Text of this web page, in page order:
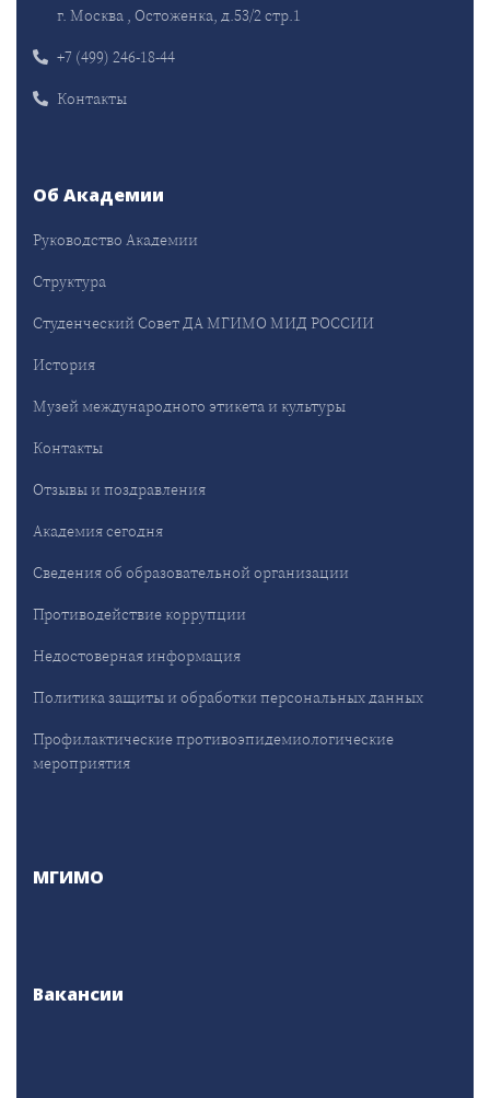
г. Москва , Остоженка, д.53/2 стр.1
+7 (499) 246-18-44
Контакты
Об Академии
Руководство Академии
Структура
Студенческий Совет ДА МГИМО МИД РОССИИ
История
Музей международного этикета и культуры
Контакты
Отзывы и поздравления
Академия сегодня
Сведения об образовательной организации
Противодействие коррупции
Недостоверная информация
Политика защиты и обработки персональных данных
Профилактические противоэпидемиологические
мероприятия
МГИМО
Вакансии